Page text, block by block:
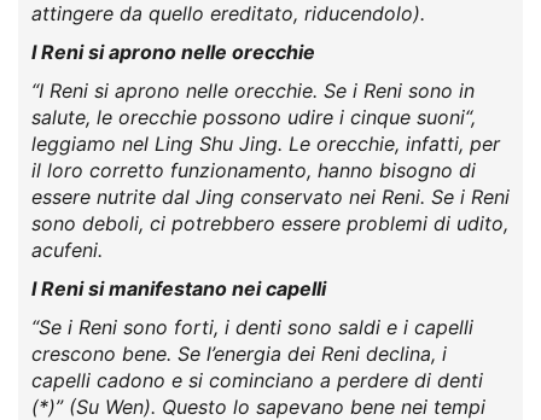
attingere da quello ereditato, riducendolo).
I Reni si aprono nelle orecchie
“I Reni si aprono nelle orecchie. Se i Reni sono in
salute, le orecchie possono udire i cinque suoni“,
leggiamo nel Ling Shu Jing. Le orecchie, infatti, per
il loro corretto funzionamento, hanno bisogno di
essere nutrite dal Jing conservato nei Reni. Se i Reni
sono deboli, ci potrebbero essere problemi di udito,
acufeni.
I Reni si manifestano nei capelli
“Se i Reni sono forti, i denti sono saldi e i capelli
crescono bene. Se l’energia dei Reni declina, i
capelli cadono e si cominciano a perdere di denti
(*)” (Su Wen). Questo lo sapevano bene nei tempi